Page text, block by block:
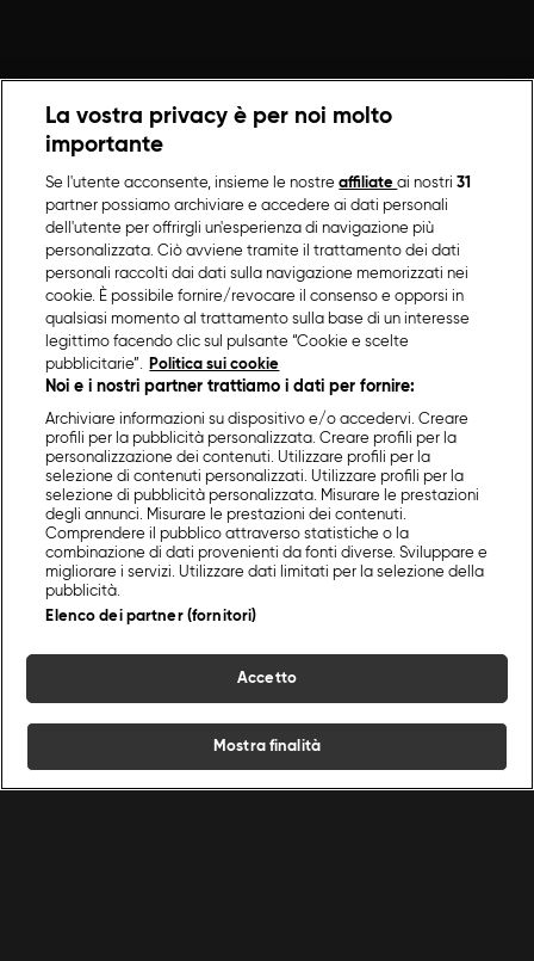
La vostra privacy è per noi molto
importante
Se l'utente acconsente, insieme le nostreaffiliateai nostri31
partner possiamo archiviare e accedere ai dati personali
dell'utente per offrirgli un'esperienza di navigazione più
personalizzata. Ciò avviene tramite il trattamento dei dati
personali raccolti dai dati sulla navigazione memorizzati nei
cookie. È possibile fornire/revocare il consenso e opporsi in
qualsiasi momento al trattamento sulla base di un interesse
legittimo facendo clic sul pulsante “Cookie e scelte
pubblicitarie”.
Politica sui cookie
Noi e i nostri partner trattiamo i dati per fornire:
Archiviare informazioni su dispositivo e/o accedervi. Creare
profili per la pubblicità personalizzata. Creare profili per la
personalizzazione dei contenuti. Utilizzare profili per la
selezione di contenuti personalizzati. Utilizzare profili per la
selezione di pubblicità personalizzata. Misurare le prestazioni
degli annunci. Misurare le prestazioni dei contenuti.
Comprendere il pubblico attraverso statistiche o la
combinazione di dati provenienti da fonti diverse. Sviluppare e
migliorare i servizi. Utilizzare dati limitati per la selezione della
pubblicità.
Elenco dei partner (fornitori)
Accetto
Mostra finalità